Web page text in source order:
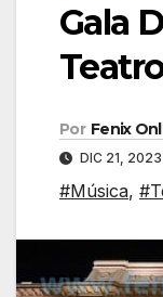
Gala
Por Fenix
DIC 21, 2023
#Música,